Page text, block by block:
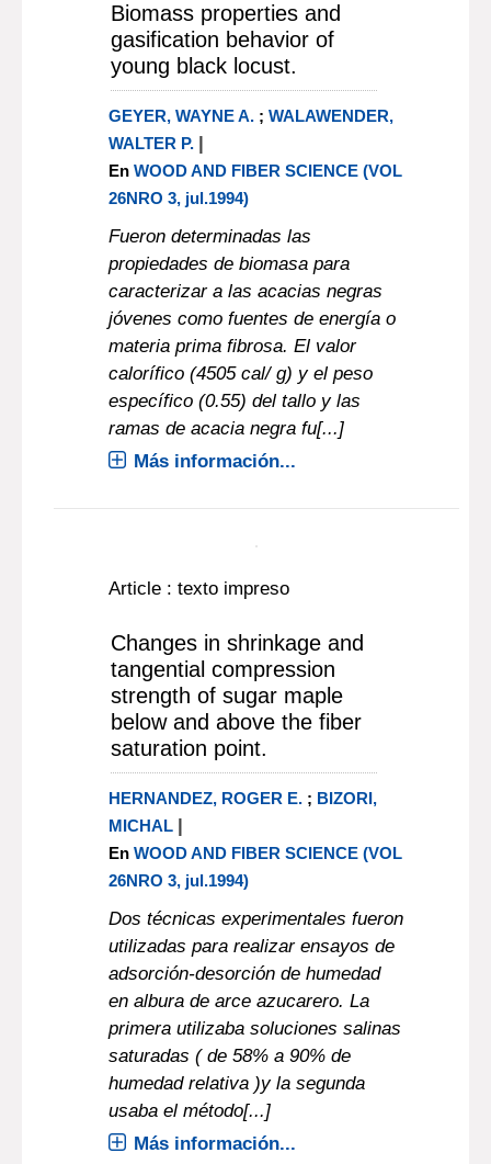
Biomass properties and
gasification behavior of
young black locust.
GEYER, WAYNE A.; WALAWENDER,
WALTER P. |
En WOOD AND FIBER SCIENCE (VOL
26NRO 3, jul.1994)
Fueron determinadas las
propiedades de biomasa para
caracterizar a las acacias negras
jóvenes como fuentes de energía o
materia prima fibrosa. El valor
calorífico (4505 cal/ g) y el peso
específico (0.55) del tallo y las
ramas de acacia negra fu[...]
Más información...
Article : texto impreso
Changes in shrinkage and
tangential compression
strength of sugar maple
below and above the fiber
saturation point.
HERNANDEZ, ROGER E.;BIZORI,
MICHAL |
EnWOOD AND FIBER SCIENCE (VOL
26NRO 3, jul.1994)
Dos técnicas experimentales fueron
utilizadas para realizar ensayos de
adsorción-desorción de humedad
en albura de arce azucarero. La
primera utilizaba soluciones salinas